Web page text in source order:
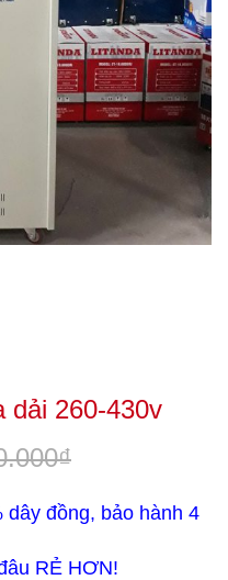
dải 260-430v
dây đồng, bảo hành 4
RẺ HƠN!